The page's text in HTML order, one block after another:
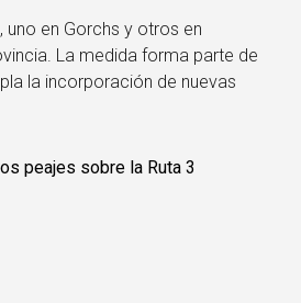
uno en Gorchs y otros en
La medida forma parte de
la incorporación de nuevas